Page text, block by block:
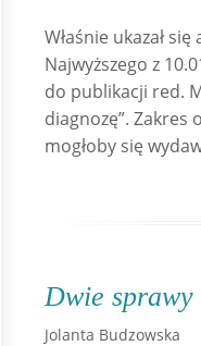
Właśnie ukazał
Najwyższego z
do publikacji red.
diagnozę”. Zakres
mogłoby się
Dwie sprawy
Jolanta Budzowska